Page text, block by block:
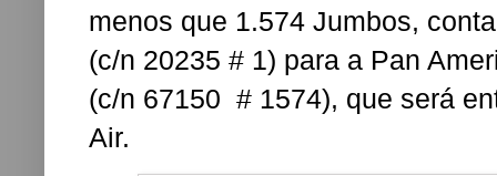
menos que 1.574 Jumbos,
(c/n 20235 # 1) para a Pan
(c/n 67150 # 1574), que será
Air.